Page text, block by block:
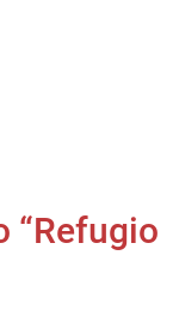
“Refugio